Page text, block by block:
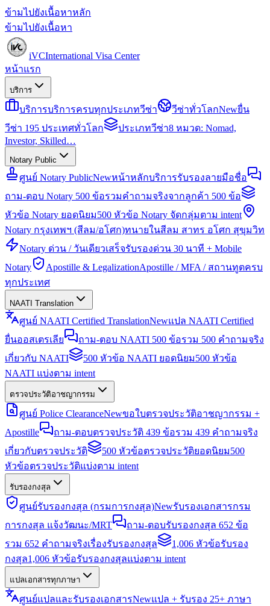
ข้ามไปยังเนื้อหาหลัก
ข้ามไปยังเนื้อหา
iVCInternational Visa Center
หน้าแรก
บริการ
บริการบริการครบทุกประเภทวีซ่า วีซ่าทั่วโลกNewยื่น
วีซ่า 195 ประเทศทั่วโลก
ประเภทวีซ่า8 หมวด: Nomad,
Investor, Skilled…
Notary Public
ศูนย์ Notary PublicNewหน้าหลักบริการรับรองลายมือชื่อ
ถาม-ตอบ Notary 500 ข้อรวมคำถามจริงจากลูกค้า 500 ข้อ
หัวข้อ Notary ยอดนิยม500 หัวข้อ Notary จัดกลุ่มตาม intent
Notary กรุงเทพฯ (สีลม/อโศก)ทนายในสีลม สาทร อโศก สุขุมวิท
Notary ด่วน / วันเดียวเสร็จรับรองด่วน 30 นาที + Mobile
Notary
Apostille & LegalizationApostille / MFA / สถานทูตครบ
ทุกประเทศ
NAATI Translation
ศูนย์ NAATI Certified TranslationNewแปล NAATI Certified
ยื่นออสเตรเลีย
ถาม-ตอบ NAATI 500 ข้อรวม 500 คำถามจริง
เกี่ยวกับ NAATI
500 หัวข้อ NAATI ยอดนิยม500 หัวข้อ
NAATI แบ่งตาม intent
ตรวจประวัติอาชญากรรม
ศูนย์ Police ClearanceNewขอใบตรวจประวัติอาชญากรรม +
Apostille
ถาม-ตอบตรวจประวัติ 439 ข้อรวม 439 คำถามจริง
เกี่ยวกับตรวจประวัติ
500 หัวข้อตรวจประวัติยอดนิยม500
หัวข้อตรวจประวัติแบ่งตาม intent
รับรองกงสุล
ศูนย์รับรองกงสุล (กรมการกงสุล)Newรับรองเอกสารกรม
การกงสุล แจ้งวัฒนะ/MRT
ถาม-ตอบรับรองกงสุล 652 ข้อ
รวม 652 คำถามจริงเรื่องรับรองกงสุล
1,006 หัวข้อรับรอง
กงสุล1,006 หัวข้อรับรองกงสุลแบ่งตาม intent
แปลเอกสารทุกภาษา
ศูนย์แปลและรับรองเอกสารNewแปล + รับรอง 25+ ภาษา